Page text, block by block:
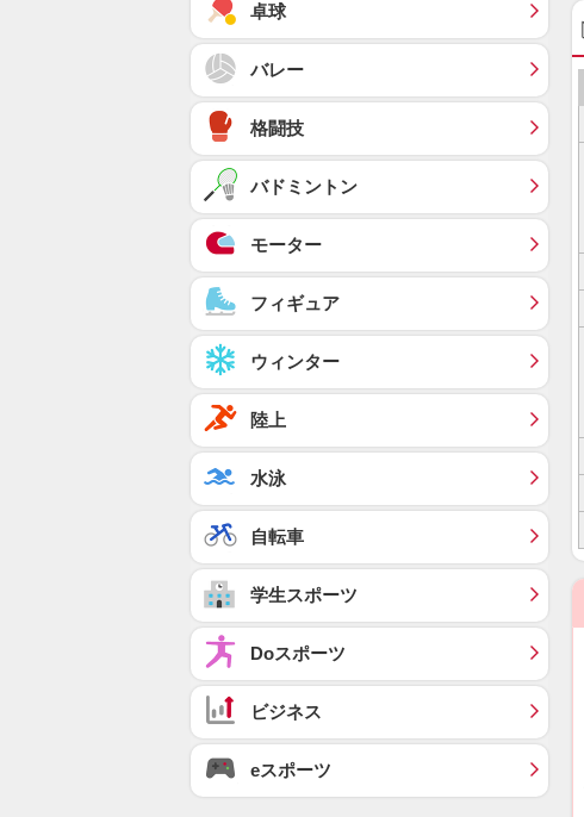
卓球
バレー
格闘技
バドミントン
モーター
フィギュア
ウィンター
陸上
水泳
自転車
学生スポーツ
Doスポーツ
ビジネス
eスポーツ